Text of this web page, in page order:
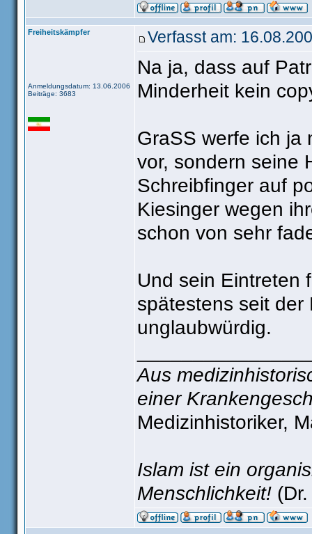
Freiheitskämpfer
Anmeldungsdatum: 13.06.2006
Beiträge: 3683
Verfasst am:
Na ja, dass auf
Minderheit kein
GraSS werfe ich ja
vor, sondern seine
Schreibfinger auf
Kiesinger wegen
schon von sehr
Und sein Eintreten
spätestens seit der
unglaubwürdig.
Aus
einer
Medizinhistoriker,
Islam ist ein
Menschlichkeit!